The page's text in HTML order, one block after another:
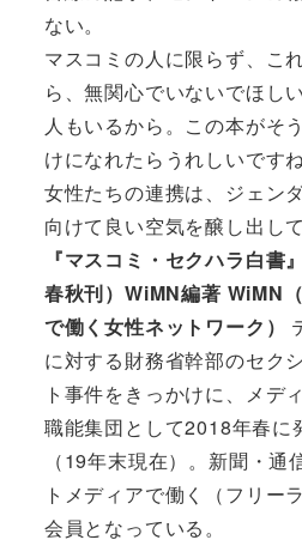
ない。
マスコミの人に限らず、こ
ら、無関心でいないでほし
人もいるから。この本がそ
けになれたらうれしいです
女性たちの連携は、ジェン
向けて良い空気を醸し出し
『マスコミ・セクハラ白書
春秋刊）WiMN編著 WiMN
で働く女性ネットワーク）
に対する財務省幹部のセク
ト事件をきっかけに、メデ
職能集団として2018年春に
（19年末現在）。新聞・通
トメディアで働く（フリー
会員となっている。